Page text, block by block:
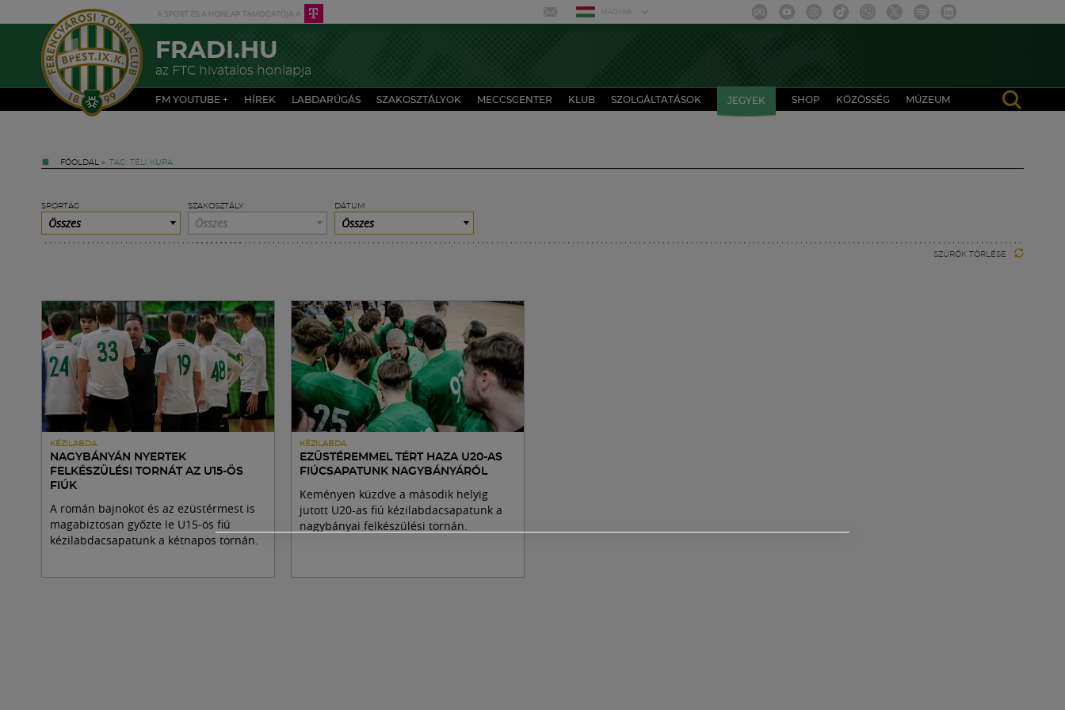
MAGYAR
FRADI.HU
az FTC hivatalos honlapja
FM YOUTUBE + HÍREK LABDARÚGÁS SZAKOSZTÁLYOK MECCSCENTER KLUB SZOLGÁLTATÁSOK JEGYEK SHOP KÖZÖSSÉG MÚZEUM
FŐOLDAL » TAG: TÉLI KUPA
SPORTÁG
Összes
SZAKOSZTÁLY
Összes
DÁTUM
Összes
SZŰRŐK TÖRLÉSE
KÉZILABDA
NAGYBÁNYÁN NYERTEK
FELKÉSZÜLÉSI TORNÁT AZ U15-ÖS
FIÚK
A román bajnokot és az ezüstérmest is
magabiztosan győzte le U15-ös fiú
kézilabdacsapatunk a kétnapos tornán.
KÉZILABDA
EZÜSTÉREMMEL TÉRT HAZA U20-AS
FIÚCSAPATUNK NAGYBÁNYÁRÓL
Keményen küzdve a második helyig
jutott U20-as fiú kézilabdacsapatunk a
nagybányai felkészülési tornán.